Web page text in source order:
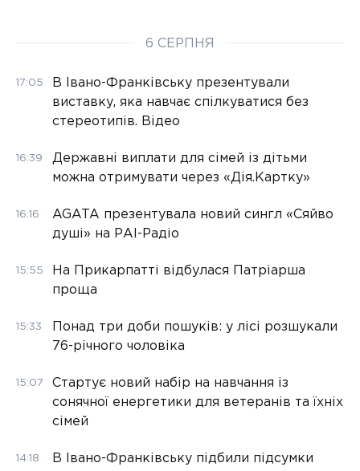
6 СЕРПНЯ
17:05
В Івано-Франківську презентували
виставку, яка навчає спілкуватися без
стереотипів. Відео
16:39
Державні виплати для сімей із дітьми
можна отримувати через «Дія.Картку»
16:16
AGATA презентувала новий сингл «Сяйво
душі» на РАІ-Радіо
15:55
На Прикарпатті відбулася Патріарша
проща
15:33
Понад три доби пошуків: у лісі розшукали
76-річного чоловіка
15:07
Стартує новий набір на навчання із
сонячної енергетики для ветеранів та їхніх
сімей
14:18
В Івано-Франківську підбили підсумки